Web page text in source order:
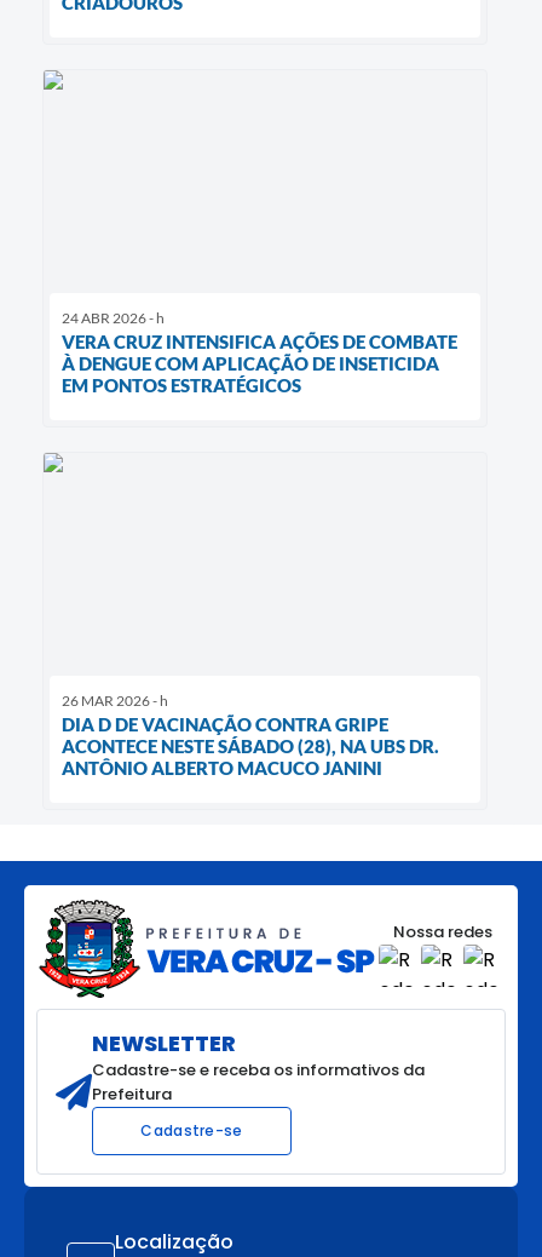
24 ABR 2026 - h
VERA CRUZ INTENSIFICA AÇÕES DE COMBATE
À DENGUE COM APLICAÇÃO DE INSETICIDA
EM PONTOS ESTRATÉGICOS
26 MAR 2026 - h
DIA D DE VACINAÇÃO CONTRA GRIPE
ACONTECE NESTE SÁBADO (28), NA UBS DR.
ANTÔNIO ALBERTO MACUCO JANINI
Localização
Nossa redes
NEWSLETTER
Cadastre-se e receba os informativos da
Prefeitura
Cadastre-se